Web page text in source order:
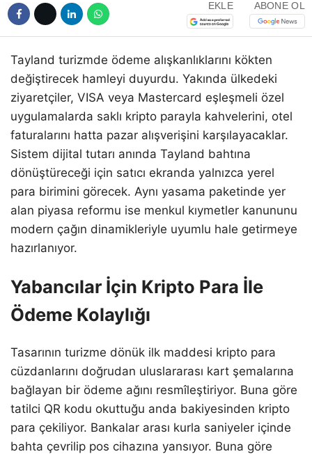
EKLE ABONE OL
Tayland turizmde ödeme alışkanlıklarını kökten
değiştirecek hamleyi duyurdu. Yakında ülkedeki
ziyaretçiler, VISA veya Mastercard eşleşmeli özel
uygulamalarda saklı kripto parayla kahvelerini, otel
faturalarını hatta pazar alışverişini karşılayacaklar.
Sistem dijital tutarı anında Tayland bahtına
dönüştüreceği için satıcı ekranda yalnızca yerel
para birimini görecek. Aynı yasama paketinde yer
alan piyasa reformu ise menkul kıymetler kanununu
modern çağın dinamikleriyle uyumlu hale getirmeye
hazırlanıyor.
Yabancılar İçin Kripto Para İle
Ödeme Kolaylığı
Tasarının turizme dönük ilk maddesi kripto para
cüzdanlarını doğrudan uluslararası kart şemalarına
bağlayan bir ödeme ağını resmîleştiriyor. Buna göre
tatilci QR kodu okuttuğu anda bakiyesinden kripto
para çekiliyor. Bankalar arası kurla saniyeler içinde
bahta çevrilip pos cihazına yansıyor. Buna göre